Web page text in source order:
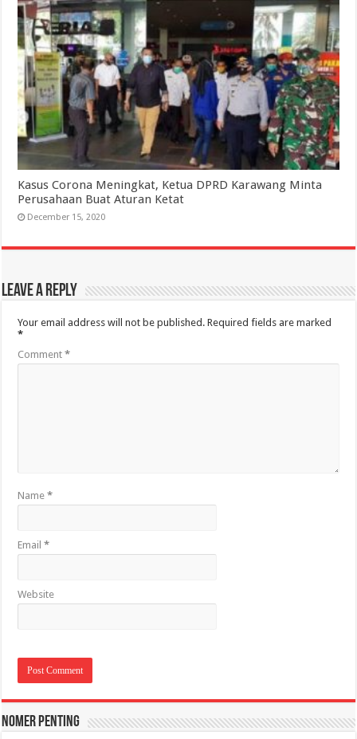
Kasus Corona Meningkat, Ketua DPRD Karawang Minta
Perusahaan Buat Aturan Ketat
December 15, 2020
Leave a Reply
Your email address will not be published. Required fields are marked
*
Comment*
Name*
Email*
Website
Nomer Penting